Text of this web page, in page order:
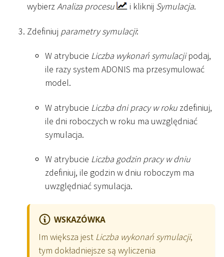
wybierzAnaliza procesu i kliknij Symulacja.
Zdefiniuj parametry symulacji:
W atrybucie Liczba wykonań symulacjipodaj,
ile razy system ADONIS ma przesymulować
model.
W atrybucie Liczba dni pracy w roku zdefiniuj,
ile dni roboczych w roku ma uwzględniać
symulacja.
W atrybucie Liczba godzin pracy w dniu
zdefiniuj, ile godzin w dniu roboczym ma
uwzględniać symulacja.
WSKAZÓWKA
Im większa jest Liczba wykonań symulacji,
tym dokładniejsze są wyliczenia